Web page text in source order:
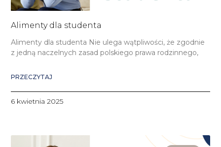
Alimenty dla studenta
Alimenty dla studenta Nie ulega wątpliwości, że zgodnie
z jedną naczelnych zasad polskiego prawa rodzinnego,
PRZECZYTAJ
6 kwietnia 2025